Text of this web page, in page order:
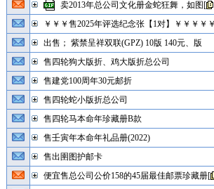
卖2013年总公司文化册金蛇狂舞，如图 [
￥￥￥售2025年评选纪念张【1对】￥￥￥￥
出售； 紫禁呈祥双联(GPZ) 10版 140元、版
售四轮狗大版折、鸡大版折总公司
售建党100周年30元邮折
售四轮蛇小版折总公司
售四轮马本命年珍藏册B款
售壬寅年本命年礼品册(2022)
售出圉图护邮卡
便宜售总公司公价158的45届最佳邮票珍藏册[